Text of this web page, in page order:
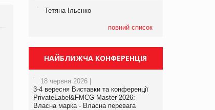
Брагина Людмила
Просування компанії на
www.trademaster.ua.
правила. Особливості.
Тетяна Ільєнко
повний список
НАЙБЛИЖЧА КОНФЕРЕНЦІЯ
18 червня 2026 |
3-4 вересня Виставки та конференції
PrivateLabel&FMCG Master-2026:
Власна марка - Власна перевага